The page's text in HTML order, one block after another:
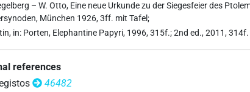
– W. Otto, Eine neue Urkunde zu der Siegesfeier des
München 1926, 3ff. mit Tafel;
in: Porten, Elephantine Papyri, 1996, 315f.; 2nd ed., 2011,
references
46482